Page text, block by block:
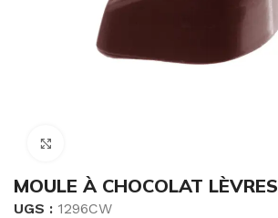
MOULE À CHOCOLAT LÈVRES
UGS : 1296CW